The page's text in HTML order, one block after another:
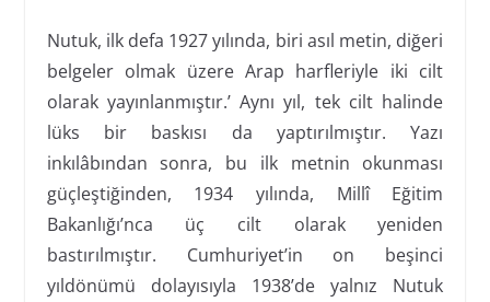
Nutuk, ilk defa 1927 yılında, biri asıl metin, diğeri
belgeler olmak üzere Arap harfleriyle iki cilt
olarak yayınlanmıştır.’ Aynı yıl, tek cilt halinde
lüks bir baskısı da yaptırılmıştır. Yazı
inkılâbından sonra, bu ilk metnin okunması
güçleştiğinden, 1934 yılında, Millî Eğitim
Bakanlığı’nca üç cilt olarak yeniden
bastırılmıştır. Cumhuriyet’in on beşinci
yıldönümü dolayısıyla 1938’de yalnız Nutuk